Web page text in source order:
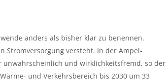
anders als bisher klar zu benennen.
Stromversorgung versteht. In der Ampel-
unwahrscheinlich und wirklichkeitsfremd, so der
und Verkehrsbereich bis 2030 um 33